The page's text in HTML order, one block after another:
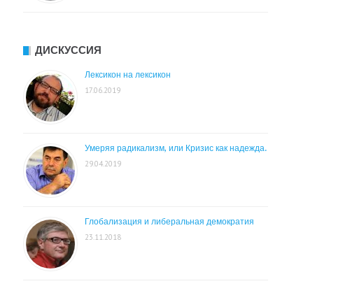
ДИСКУССИЯ
Лексикон на лексикон
17.06.2019
Умеряя радикализм, или Кризис как надежда.
29.04.2019
Глобализация и либеральная демократия
23.11.2018